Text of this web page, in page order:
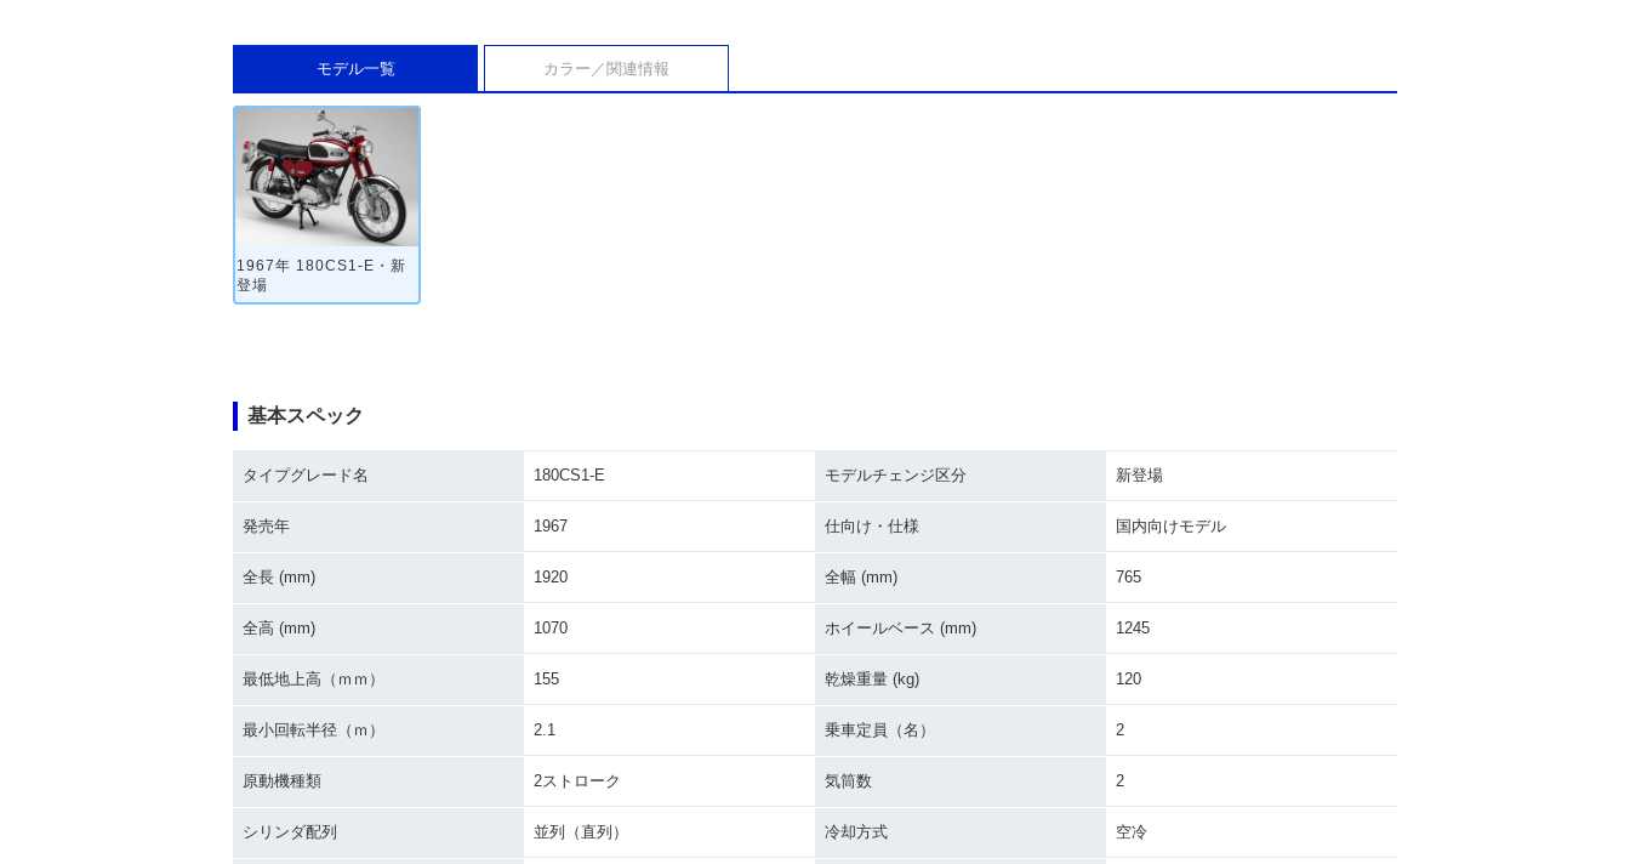
モデル一覧 カラー／関連情報
1967年 180CS1-E・新
登場
基本スペック
タイプグレード名 180CS1-E モデルチェンジ区分 新登場
発売年 1967 仕向け・仕様 国内向けモデル
全長 (mm) 1920 全幅 (mm) 765
全高 (mm) 1070 ホイールベース (mm) 1245
最低地上高（ｍｍ） 155 乾燥重量 (kg) 120
最小回転半径（ｍ） 2.1 乗車定員（名） 2
原動機種類 2ストローク 気筒数 2
シリンダ配列 並列（直列） 冷却方式 空冷